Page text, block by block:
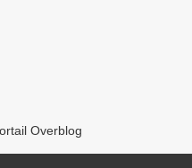
Overblog